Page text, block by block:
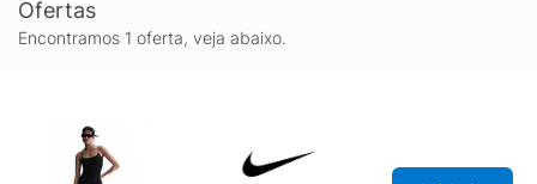
Ofertas
Encontramos 1 oferta, veja abaixo.